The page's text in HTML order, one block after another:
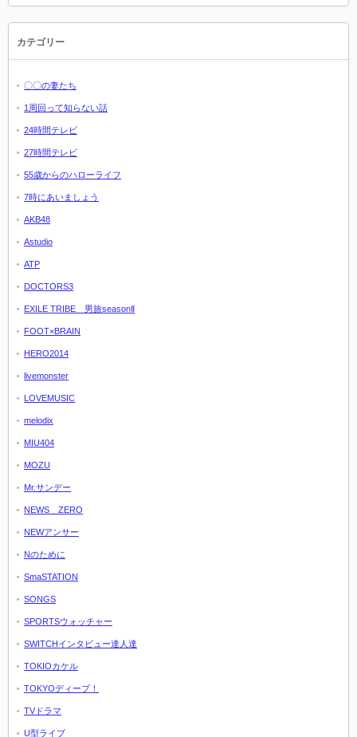
カテゴリー
〇〇の妻たち
1周回って知らない話
24時間テレビ
27時間テレビ
55歳からのハローライフ
7時にあいましょう
AKB48
Astudio
ATP
DOCTORS3
EXILE TRIBE 男旅seasonⅡ
FOOT×BRAIN
HERO2014
livemonster
LOVEMUSIC
melodix
MIU404
MOZU
Mr.サンデー
NEWS ZERO
NEWアンサー
Nのために
SmaSTATION
SONGS
SPORTSウォッチャー
SWITCHインタビュー達人達
TOKIOカケル
TOKYOディープ！
TVドラマ
U型ライブ